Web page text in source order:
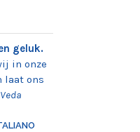
geluk.
in onze
laat ons